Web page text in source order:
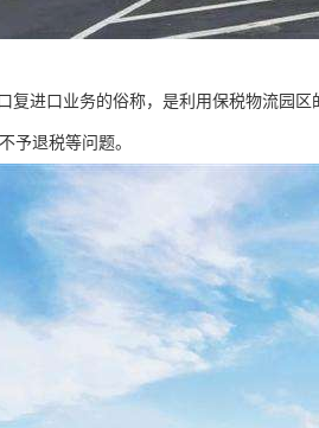
复进口业务的俗称，是利用保税物流园
予退税等问题。